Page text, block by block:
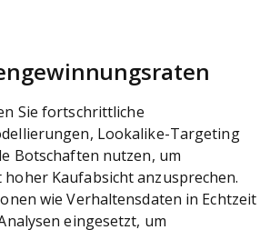
Sie fortschrittliche
Lookalike-Targeting
Botschaften nutzen, um
hoher Kaufabsicht anzusprechen.
wie Verhaltensdaten in Echtzeit
eingesetzt, um